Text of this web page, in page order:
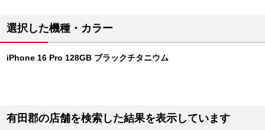
選択した機種・カラー
iPhone 16 Pro 128GB ブラックチタニウム
有田郡の店舗を検索した結果を表示しています